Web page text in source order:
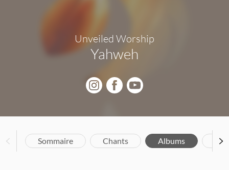
Unveiled Worship
Yahweh
Sommaire Chants Albums